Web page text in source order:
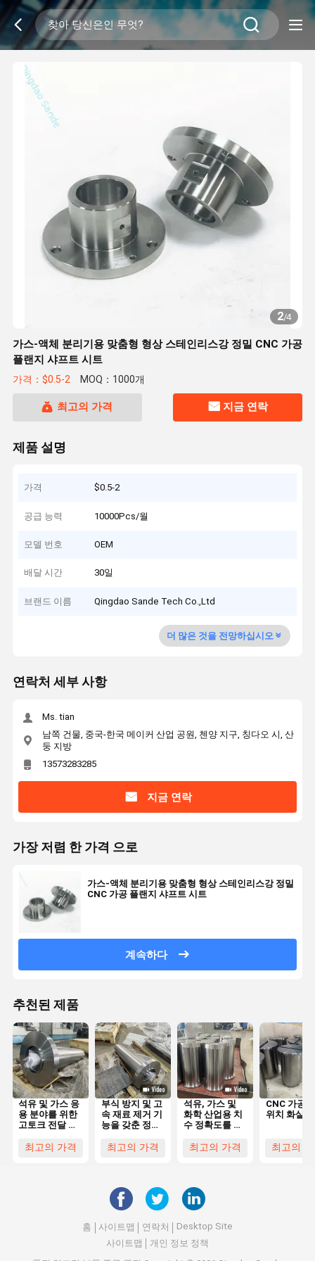
2/4
가스-액체 분리기용 맞춤형 형상 스테인리스강 정밀 CNC 가공
플랜지 샤프트 시트
가격：$0.5-2 MOQ：1000개
최고의 가격 지금 연락
제품 설명
가격 $0.5-2
공급 능력 10000Pcs/월
모델 번호 OEM
배달 시간 30일
브랜드 이름 Qingdao Sande Tech Co.,Ltd
더 많은 것을 전망하십시오
연락처 세부 사항
Ms. tian
남쪽 건물, 중국-한국 메이커 산업 공원, 첸양 지구, 칭다오 시, 산
둥 지방
13573283285
지금 연락
가장 저렴 한 가격 으로
가스-액체 분리기용 맞춤형 형상 스테인리스강 정밀
CNC 가공 플랜지 샤프트 시트
계속하다
추천된 제품
석유 및 가스 응
용 분야를 위한
고토크 전달 및
를 갖춘 맞춤형
최고의 가격
부식 방지 및 고
속 재료 제거 기
능을 갖춘 정밀
용 롤러 및 해양
최고의 가격
석유, 가스 및
화학 산업용 치
수 정확도를 갖
CNC 가공 원형
최고의 가격
CNC 가공
위치 화살표
최고의
홈 사이트맵 연락처
Desktop Site
사이트맵
개인 정보 정책